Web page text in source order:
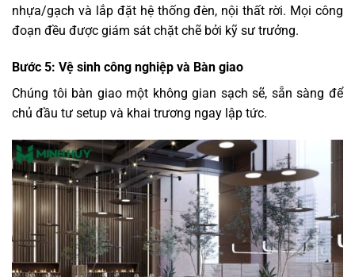
nhựa/gạch và lắp đặt hệ thống đèn, nội thất rời. Mọi công
đoạn đều được giám sát chặt chẽ bởi kỹ sư trưởng.
Bước 5: Vệ sinh công nghiệp và Bàn giao
Chúng tôi bàn giao một không gian sạch sẽ, sẵn sàng để
chủ đầu tư setup và khai trương ngay lập tức.